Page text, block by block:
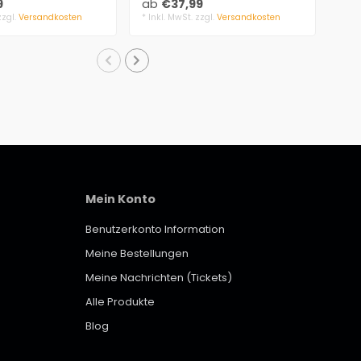
Versandkosten
3 mm Filz, 100..
ab €37,99
* Inkl. MwSt. zzgl. Versandkosten
Mein Konto
Benutzerkonto Information
Meine Bestellungen
Meine Nachrichten (Tickets)
Alle Produkte
Blog